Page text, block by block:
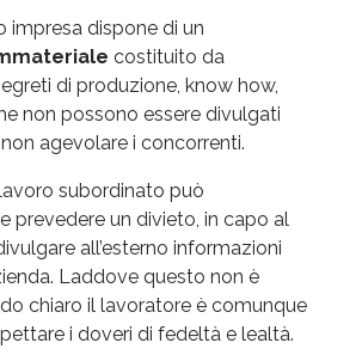
impresa dispone di un
costituito da
di produzione, know how,
non possono essere divulgati
non agevolare i concorrenti.
subordinato può
prevedere un divieto, in capo al
all’esterno informazioni
Laddove questo non è
chiaro il lavoratore è comunque
i doveri di fedeltà e lealtà.